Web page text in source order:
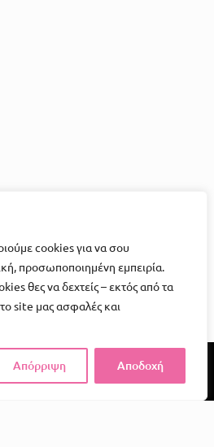
cookies για να σου
προσωποποιημένη εμπειρία.
θες να δεχτείς – εκτός από τα
site μας ασφαλές και
Απόρριψη Αποδοχή